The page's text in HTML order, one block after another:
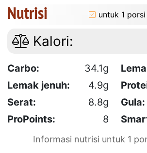
Nutrisi untuk 1 porsi
Kalori:
Carbo: 34.1g
Lemak jenuh:
4.9g
Serat:
8.8g Gula:
ProPoints:
8
Informasi nutrisi untuk 1